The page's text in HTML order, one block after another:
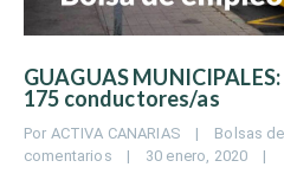
GUAGUAS
175 conductores/as
Por ACTIVA CANARIAS | Bolsas
comentarios
| 30 enero, 2020 |